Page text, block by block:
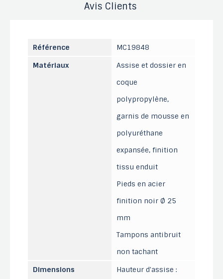
Avis Clients
Référence
MC19848
Matériaux
Assise et dossier en
coque
polypropylène,
garnis de mousse en
polyuréthane
expansée, finition
tissu enduit
Pieds en acier
finition noir Ø 25
mm
Tampons antibruit
non tachant
Dimensions
Hauteur d'assise :